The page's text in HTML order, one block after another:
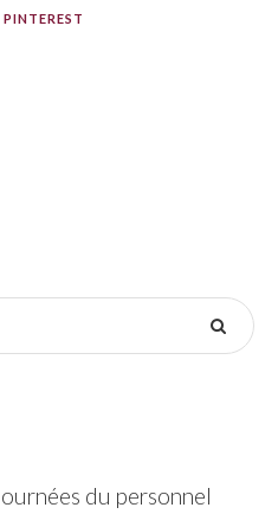
PINTEREST
du personnel